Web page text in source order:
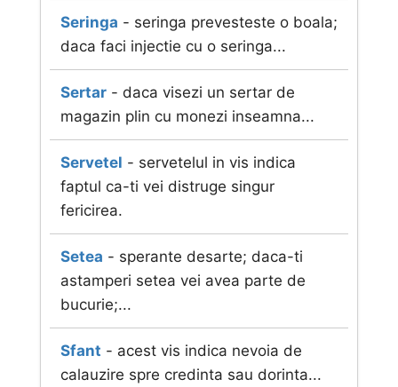
Seringa - seringa prevesteste o boala;
daca faci injectie cu o seringa...
Sertar - daca visezi un sertar de
magazin plin cu monezi inseamna...
Servetel - servetelul in vis indica
faptul ca-ti vei distruge singur
fericirea.
Setea - sperante desarte; daca-ti
astamperi setea vei avea parte de
bucurie;...
Sfant - acest vis indica nevoia de
calauzire spre credinta sau dorinta...